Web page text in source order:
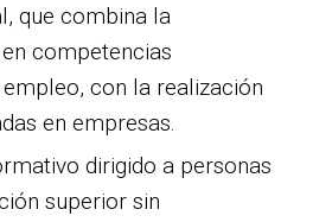
que combina la
competencias
con la realización
en empresas.
dirigido a personas
superior sin